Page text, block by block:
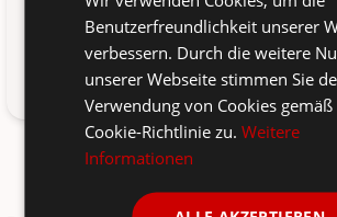
Kerzenhalter eignen sich für Stabkerzen
wohlig warme Atmosphäre im Wohnzimmer.
verschiedenen Varianten und Größen!
Lasse Kerzen niemals unbeaufsichtigt
Benutzerfreundlichkeit unserer
verbessern. Durch die weitere
unserer Webseite stimmen Sie
Verwendung von Cookies
Cookie-Richtlinie zu.Weitere
Informationen